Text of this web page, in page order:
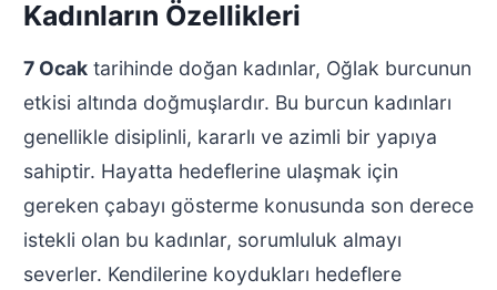
Kadınların Özellikleri
7 Ocaktarihinde doğan kadınlar, Oğlak burcunun
etkisi altında doğmuşlardır. Bu burcun kadınları
genellikle disiplinli, kararlı ve azimli bir yapıya
sahiptir. Hayatta hedeflerine ulaşmak için
gereken çabayı gösterme konusunda son derece
istekli olan bu kadınlar, sorumluluk almayı
severler. Kendilerine koydukları hedeflere